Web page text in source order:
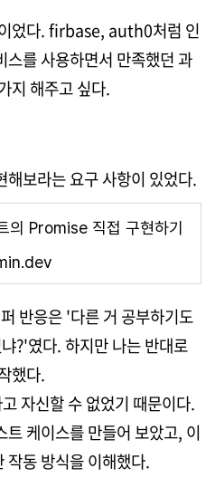
었다. firbase, auth0처럼 인
스를 사용하면서 만족했던 과
지 해주고 싶다.
보라는 요구 사항이 있었다.
의 Promise 직접 구현하기
반응은 '다른 거 공부하기도
?'였다. 하지만 나는 반대로
했다.
자신할 수 없었기 때문이다.
케이스를 만들어 보았고, 이
작동 방식을 이해했다.